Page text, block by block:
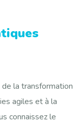
la transformation
agiles et à la
connaissez le